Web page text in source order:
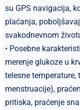
su GPS navigacija,
plaćanja,
svakodnevnom
• Posebne
merenje glukoze u
telesne temperature,
menstruacije),
pritiska, praćenje